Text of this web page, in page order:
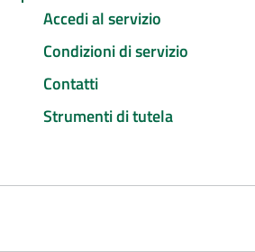
Accedi al servizio
Condizioni di servizio
Contatti
Strumenti di tutela